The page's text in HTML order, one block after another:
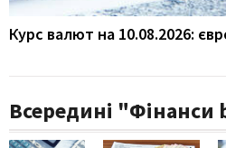
Курс валют на 10.08.2026:
Всередині